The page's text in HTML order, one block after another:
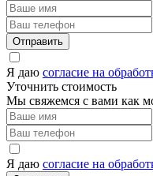
Отправить
Я даю согласие на
Уточнить стоимость
Мы свяжемся с вами как
Я даю согласие на